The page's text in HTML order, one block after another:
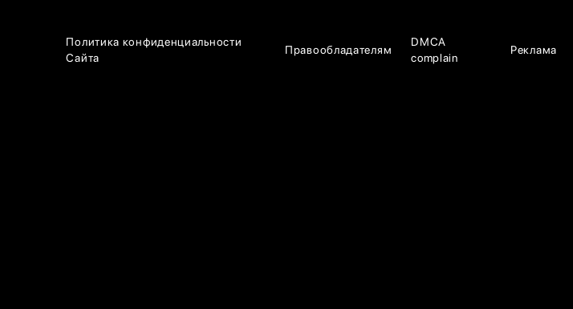
Политика конфиденциальности
Сайта
Правообладателям
DMCA
complain
Реклама